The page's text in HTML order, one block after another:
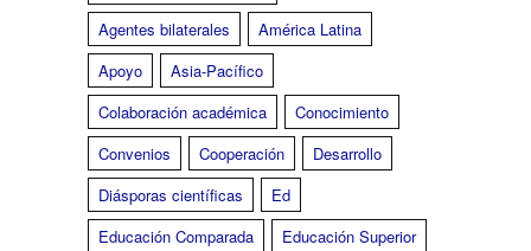
Agentes bilaterales
América Latina
Apoyo
Asia-Pacífico
Colaboración académica
Conocimiento
Convenios
Cooperación
Desarrollo
Diásporas científicas
Ed
Educación Comparada
Educación Superior